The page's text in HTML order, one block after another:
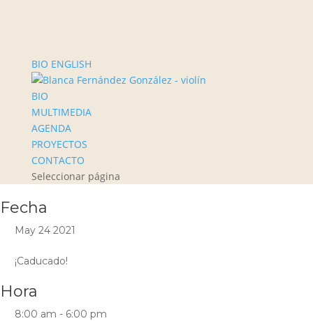
BIO ENGLISH
BIO
MULTIMEDIA
AGENDA
PROYECTOS
CONTACTO
Seleccionar página
Fecha
May 24 2021
¡Caducado!
Hora
8:00 am - 6:00 pm